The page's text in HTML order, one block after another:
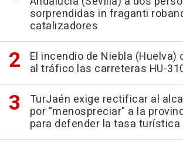
sorprendidas in fraganti
catalizadores
El incendio de Niebla (Huelva)
al tráfico las carreteras HU-
TurJaén exige rectificar al
por "menospreciar" a la
para defender la tasa turística